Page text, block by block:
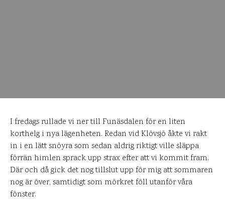
I fredags rullade vi ner till Funäsdalen för en liten
korthelg i nya lägenheten. Redan vid Klövsjö åkte vi rakt
in i en lätt snöyra som sedan aldrig riktigt ville släppa
förrän himlen sprack upp strax efter att vi kommit fram.
Där och då gick det nog tillslut upp för mig att sommaren
nog är över, samtidigt som mörkret föll utanför våra
fönster.